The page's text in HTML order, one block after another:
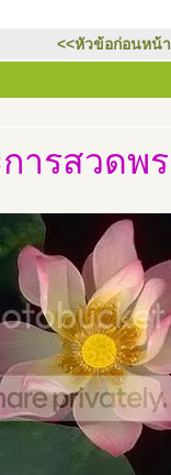
<<หัวข้อก่อนหน้า
ารสวดพ